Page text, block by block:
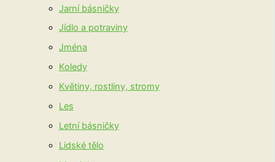
Jarní básničky
Jídlo a potraviny
Jména
Koledy
Květiny, rostliny, stromy
Les
Letní básničky
Lidské tělo